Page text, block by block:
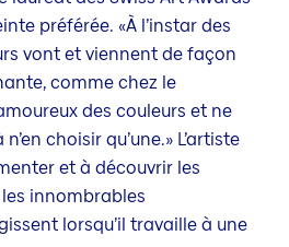
préférée. «À l’instar des
vont et viennent de façon
comme chez le
des couleurs et ne
choisir qu’une.» L’artiste
et à découvrir les
innombrables
lorsqu’il travaille à une